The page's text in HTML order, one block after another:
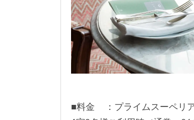
■料金 ：プライムスーペリ